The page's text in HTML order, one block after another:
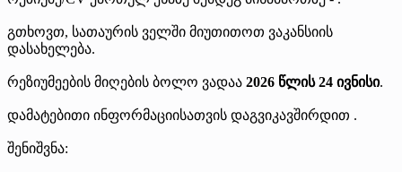
გთხოვთ, სათაურის ველში მიუთითოთ ვაკანსიის
დასახელება.
რეზიუმეების მიღების ბოლო ვადაა 2026 წლის 24 ივნისი.
დამატებითი ინფორმაციისათვის დაგვიკავშირდით .
შენიშვნა: